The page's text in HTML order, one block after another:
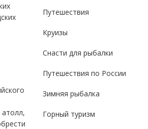
Путешествия
Круизы
Снасти для рыбалки
Путешествия по России
Зимняя рыбалка
Горный туризм